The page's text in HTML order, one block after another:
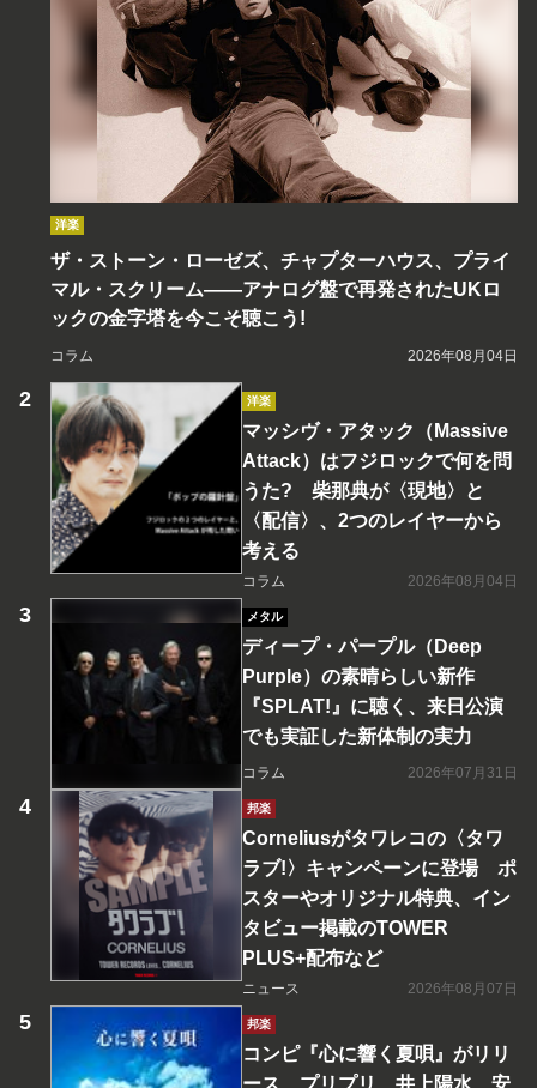
洋楽
ザ・ストーン・ローゼズ、チャプターハウス、プライ
マル・スクリーム――アナログ盤で再発されたUKロ
ックの金字塔を今こそ聴こう!
コラム 2026年08月04日
洋楽
マッシヴ・アタック（Massive
Attack）はフジロックで何を問
うた? 柴那典が〈現地〉と
〈配信〉、2つのレイヤーから
考える
コラム 2026年08月04日
メタル
ディープ・パープル（Deep
Purple）の素晴らしい新作
『SPLAT!』に聴く、来日公演
でも実証した新体制の実力
コラム 2026年07月31日
邦楽
Corneliusがタワレコの〈タワ
ラブ!〉キャンペーンに登場 ポ
スターやオリジナル特典、イン
タビュー掲載のTOWER
PLUS+配布など
ニュース 2026年08月07日
邦楽
コンピ『心に響く夏唄』がリリ
ース プリプリ、井上陽水、安